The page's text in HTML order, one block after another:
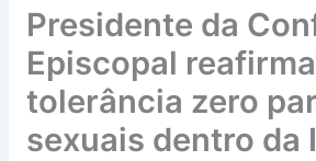
Presidente da
Episcopal reafirma
tolerância zero
sexuais dentro da